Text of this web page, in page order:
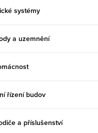
systémy
a uzemnění
řízení budov
a příslušenství